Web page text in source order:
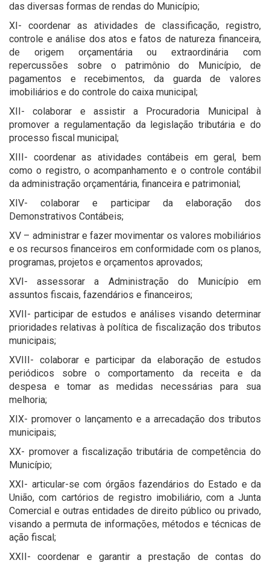
das diversas formas de rendas do Município;
XI- coordenar as atividades de classificação, registro,
controle e análise dos atos e fatos de natureza financeira,
de origem orçamentária ou extraordinária com
repercussões sobre o patrimônio do Município, de
pagamentos e recebimentos, da guarda de valores
imobiliários e do controle do caixa municipal;
XII- colaborar e assistir a Procuradoria Municipal à
promover a regulamentação da legislação tributária e do
processo fiscal municipal;
XIII- coordenar as atividades contábeis em geral, bem
como o registro, o acompanhamento e o controle contábil
da administração orçamentária, financeira e patrimonial;
XIV- colaborar e participar da elaboração dos
Demonstrativos Contábeis;
XV – administrar e fazer movimentar os valores mobiliários
e os recursos financeiros em conformidade com os planos,
programas, projetos e orçamentos aprovados;
XVI- assessorar a Administração do Município em
assuntos fiscais, fazendários e financeiros;
XVII- participar de estudos e análises visando determinar
prioridades relativas à política de fiscalização dos tributos
municipais;
XVIII- colaborar e participar da elaboração de estudos
periódicos sobre o comportamento da receita e da
despesa e tomar as medidas necessárias para sua
melhoria;
XIX- promover o lançamento e a arrecadação dos tributos
municipais;
XX- promover a fiscalização tributária de competência do
Município;
XXI- articular-se com órgãos fazendários do Estado e da
União, com cartórios de registro imobiliário, com a Junta
Comercial e outras entidades de direito público ou privado,
visando a permuta de informações, métodos e técnicas de
ação fiscal;
XXII- coordenar e garantir a prestação de contas do